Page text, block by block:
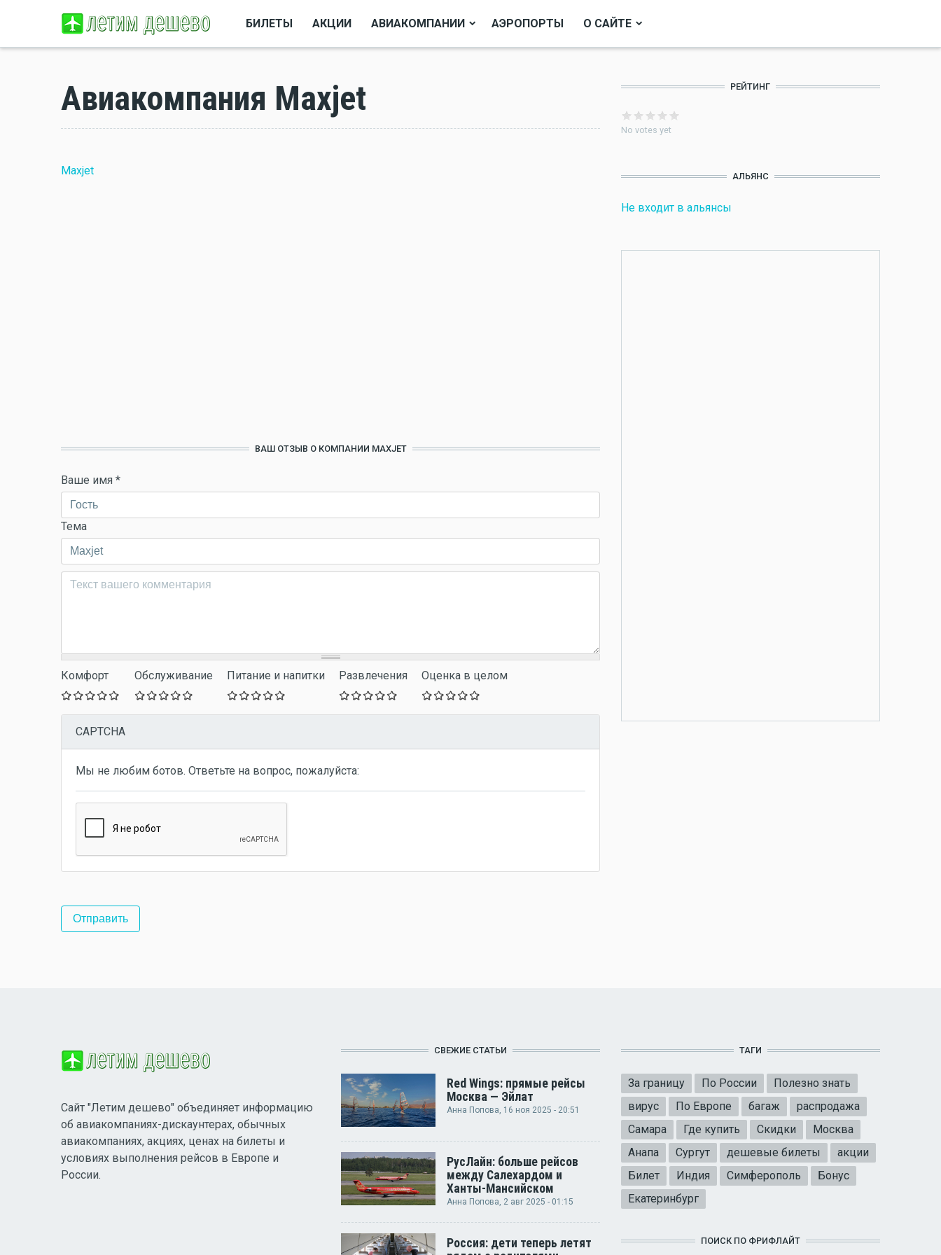
БИЛЕТЫ АКЦИИ АВИАКОМПАНИИ АЭРОПОРТЫ О САЙТЕ
Авиакомпания Maxjet
Maxjet
ВАШ ОТЗЫВ О КОМПАНИИ MAXJET
Ваше имя *
Тема
Комментарий*
Комфорт Обслуживание Питание и напитки Развлечения Оценка в целом
CAPTCHA
Мы не любим ботов. Ответьте на вопрос, пожалуйста:
РЕЙТИНГ
No votes yet
АЛЬЯНС
Не входит в альянсы
Сайт "Летим дешево" объединяет информацию
об авиакомпаниях-дискаунтерах, обычных
авиакомпаниях, акциях, ценах на билеты и
условиях выполнения рейсов в Европе и
России.
СВЕЖИЕ СТАТЬИ
Red Wings: прямые рейсы
Москва — Эйлат
Анна Попова, 16 ноя 2025 - 20:51
РусЛайн: больше рейсов
между Салехардом и
Ханты-Мансийском
Анна Попова, 2 авг 2025 - 01:15
Россия: дети теперь летят
ТАГИ
За границу По России
Полезно знать
вирус
По Европе багаж
распродажа
Самара
Где купить Скидки
Москва
Анапа
Сургут дешевые билеты
акции
Билет
Индия Симферополь
Бонус
Екатеринбург
ПОИСК ПО ФРИФЛАЙТ